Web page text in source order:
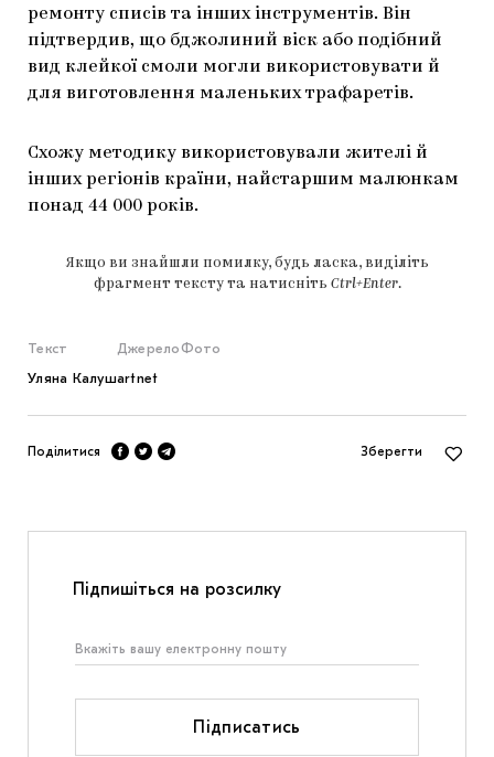
ремонту списів та інших інструментів. Він
підтвердив, що бджолиний віск або подібний
вид клейкої смоли могли використовувати й
для виготовлення маленьких трафаретів.
Схожу методику використовували жителі й
інших регіонів країни, найстаршим малюнкам
понад 44 000 років.
Якщо ви знайшли помилку, будь ласка, виділіть
фрагмент тексту та натисніть Ctrl+Enter.
Текст
Уляна Калуш
Джерело
artnet
Фото
Поділитися Зберегти
Підпишіться на розсилку
Підписатись